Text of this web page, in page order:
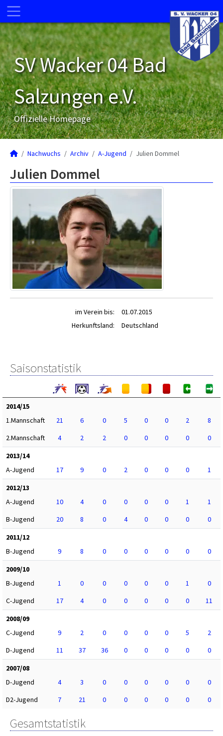
SV Wacker 04 Bad
Salzungen e.V.
Offizielle Homepage
Nachwuchs Archiv A-Jugend Julien Dommel
Julien Dommel
im Verein bis:
01.07.2015
Herkunftsland:
Deutschland
Saisonstatistik
2014/15
1.Mannschaft
21 6 0 5 0 0 2
8
2.Mannschaft
4 2 2 0 0 0 0
0
2013/14
A-Jugend
17 9 0 2 0 0 0
1
2012/13
A-Jugend
10 4 0 0 0 0 1
1
B-Jugend
20 8 0 4 0 0 0
0
2011/12
B-Jugend
9 8 0 0 0 0 0
0
2009/10
B-Jugend
1 0 0 0 0 0 1
0
C-Jugend
17 4 0 0 0 0 0
11
2008/09
C-Jugend
9 2 0 0 0 0 5
2
D-Jugend
11 37 36 0 0 0 0
0
2007/08
D-Jugend
4 3 0 0 0 0 0
0
D2-Jugend
7 21 0 0 0 0 0 0
Gesamtstatistik